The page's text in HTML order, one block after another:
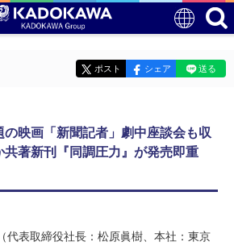
ポスト シェア 送る
映画「新聞記者」劇中座談会も収
著新刊『同調圧力』が発売即重
代表取締役社長：松原眞樹、本社：東京